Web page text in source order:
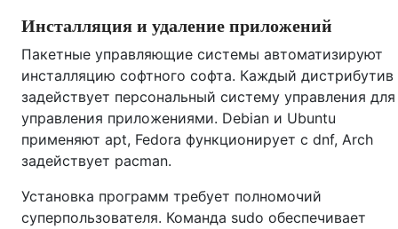
Инсталляция и удаление приложений
Пакетные управляющие системы автоматизируют
инсталляцию софтного софта. Каждый дистрибутив
задействует персональный систему управления для
управления приложениями. Debian и Ubuntu
применяют apt, Fedora функционирует с dnf, Arch
задействует pacman.
Установка программ требует полномочий
суперпользователя. Команда sudo обеспечивает